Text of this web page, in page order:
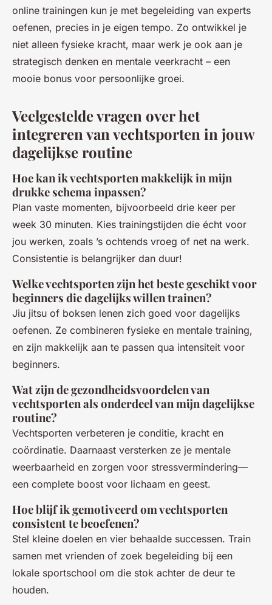
online trainingen kun je met begeleiding van experts
oefenen, precies in je eigen tempo. Zo ontwikkel je
niet alleen fysieke kracht, maar werk je ook aan je
strategisch denken en mentale veerkracht – een
mooie bonus voor persoonlijke groei.
Veelgestelde vragen over het
integreren van vechtsporten in jouw
dagelijkse routine
Hoe kan ik vechtsporten makkelijk in mijn
drukke schema inpassen?
Plan vaste momenten, bijvoorbeeld drie keer per
week 30 minuten. Kies trainingstijden die écht voor
jou werken, zoals ’s ochtends vroeg of net na werk.
Consistentie is belangrijker dan duur!
Welke vechtsporten zijn het beste geschikt voor
beginners die dagelijks willen trainen?
Jiu jitsu of boksen lenen zich goed voor dagelijks
oefenen. Ze combineren fysieke en mentale training,
en zijn makkelijk aan te passen qua intensiteit voor
beginners.
Wat zijn de gezondheidsvoordelen van
vechtsporten als onderdeel van mijn dagelijkse
routine?
Vechtsporten verbeteren je conditie, kracht en
coördinatie. Daarnaast versterken ze je mentale
weerbaarheid en zorgen voor stressvermindering—
een complete boost voor lichaam en geest.
Hoe blijf ik gemotiveerd om vechtsporten
consistent te beoefenen?
Stel kleine doelen en vier behaalde successen. Train
samen met vrienden of zoek begeleiding bij een
lokale sportschool om die stok achter de deur te
houden.